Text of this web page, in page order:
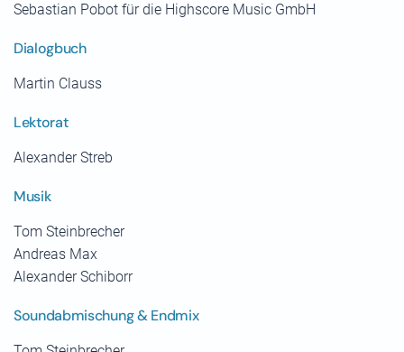
Sebastian Pobot für die Highscore Music GmbH
Dialogbuch
Martin Clauss
Lektorat
Alexander Streb
Musik
Tom Steinbrecher
Andreas Max
Alexander Schiborr
Soundabmischung & Endmix